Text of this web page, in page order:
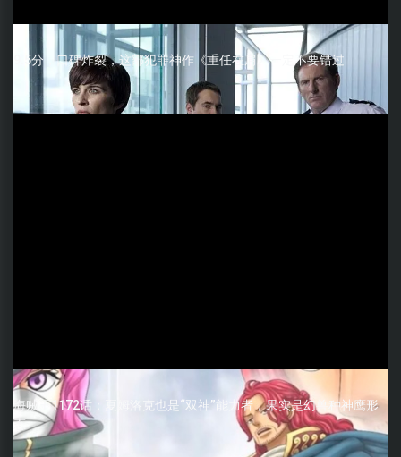
9.5分，口碑炸裂，这部犯罪神作《重任在肩》一定不要错过
海贼王1172话：夏姆洛克也是“双神”能力者，果实是幻兽种神鹰形
态